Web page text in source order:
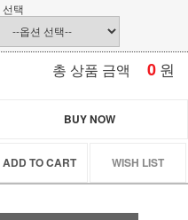
선택
총 상품 금액 0 원
BUY NOW
ADD TO CART WISH LIST